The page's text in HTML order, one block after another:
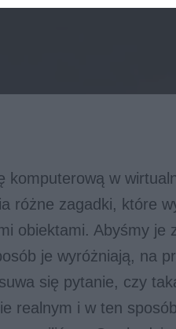
komputerową w
różne zagadki, które
obiektami. Abyśmy je
je wyróżniają, na
się pytanie, czy
realnym i w ten